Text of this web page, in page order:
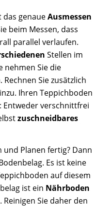
genaueAusmessen
beim Messen, dass
parallel verlaufen.
Stellen im
nehmen Sie die
Sie zusätzlich
Ihren Teppichboden
Entweder verschnittfrei
zuschneidbares
und Planen fertig? Dann
Es ist keine
auf diesem
ist ein Nährboden
Sie daher den